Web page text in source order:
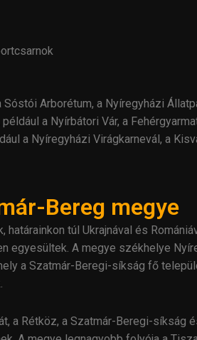
Arborétum, a Nyíregyházi
a Nyírbátori Vár, a
a Nyíregyházi Virágkarnevál, a
Bereg megye
túl Ukrajnával és
egyesültek. A megye székhelye
a Szatmár-Beregi-síkság fő
a Rétköz, a Szatmár-Beregi-síkság